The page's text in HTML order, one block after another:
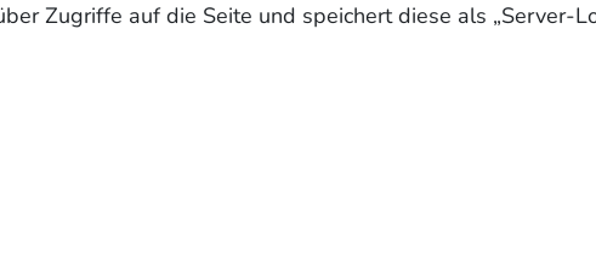
Zugriffe auf die Seite und speichert diese als „Server-